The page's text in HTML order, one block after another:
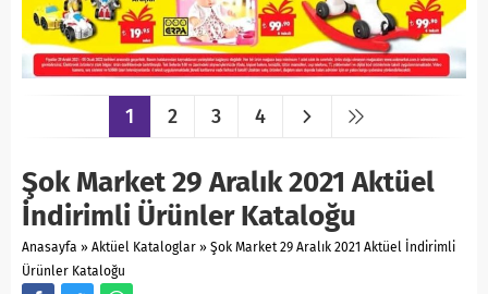
1 2 3 4
Şok Market 29 Aralık 2021 Aktüel
İndirimli Ürünler Kataloğu
Anasayfa » Aktüel Kataloglar » Şok Market 29 Aralık 2021 Aktüel İndirimli
Ürünler Kataloğu